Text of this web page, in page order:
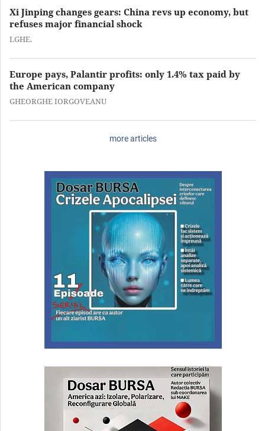
Xi Jinping changes gears: China revs up economy, but
refuses major financial shock
I.GHE.
Europe pays, Palantir profits: only 1.4% tax paid by
the American company
GHEORGHE IORGOVEANU
more articles